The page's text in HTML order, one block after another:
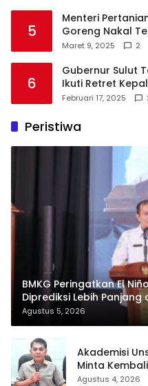
5
Menteri
Goreng Nakal
Maret 9, 2025 2
6
Gubernur Sulut
Ikuti Retret
Februari 17, 2025
Peristiwa
BMKG Peringatkan El
Diprediksi Lebih
September
Agustus 5, 2026
Akademisi
Minta
Polarisasi
Agustus 4, 2026